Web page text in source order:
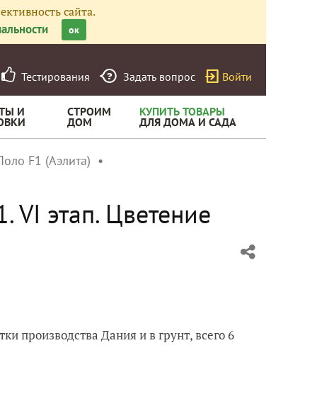
сайта.
ок
Тестирования Задать вопрос Войти
И СТРОИМ
ДОМ
КУПИТЬ ТОВАРЫ
ДЛЯ ДОМА И САДА
F1 (Аэлита)
VI этап. Цветение
производства Дания и в грунт, всего 6